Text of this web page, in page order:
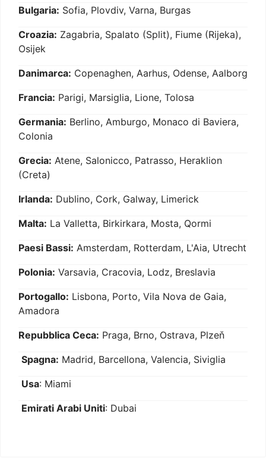
Bulgaria: Sofia, Plovdiv, Varna, Burgas
Croazia: Zagabria, Spalato (Split), Fiume (Rijeka),
Osijek
Danimarca: Copenaghen, Aarhus, Odense, Aalborg
Francia: Parigi, Marsiglia, Lione, Tolosa
Germania: Berlino, Amburgo, Monaco di Baviera,
Colonia
Grecia: Atene, Salonicco, Patrasso, Heraklion
(Creta)
Irlanda: Dublino, Cork, Galway, Limerick
Malta: La Valletta, Birkirkara, Mosta, Qormi
Paesi Bassi: Amsterdam, Rotterdam, L'Aia, Utrecht
Polonia: Varsavia, Cracovia, Lodz, Breslavia
Portogallo: Lisbona, Porto, Vila Nova de Gaia,
Amadora
Repubblica Ceca: Praga, Brno, Ostrava, Plzeň
Spagna: Madrid, Barcellona, Valencia, Siviglia
Usa: Miami
Emirati Arabi Uniti: Dubai